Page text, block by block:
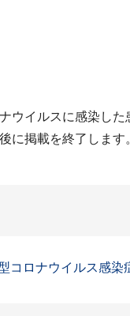
ウイルスに感染し
に掲載を終了します
コロナウイルス感染